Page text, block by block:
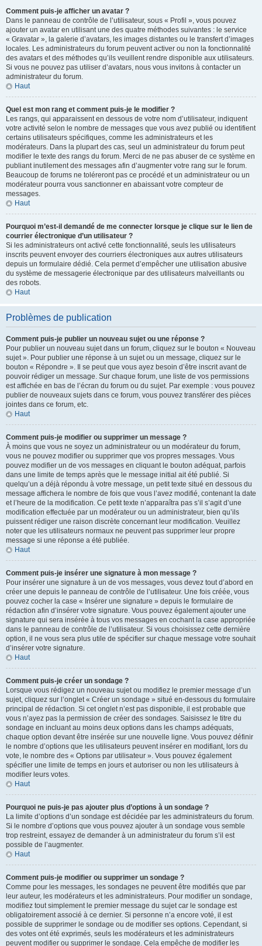
Comment puis-je afficher un avatar ?
Dans le panneau de contrôle de l’utilisateur, sous « Profil », vous pouvez
ajouter un avatar en utilisant une des quatre méthodes suivantes : le service
« Gravatar », la galerie d’avatars, les images distantes ou le transfert d’images
locales. Les administrateurs du forum peuvent activer ou non la fonctionnalité
des avatars et des méthodes qu’ils veuillent rendre disponible aux utilisateurs.
Si vous ne pouvez pas utiliser d’avatars, nous vous invitons à contacter un
administrateur du forum.
Haut
Quel est mon rang et comment puis-je le modifier ?
Les rangs, qui apparaissent en dessous de votre nom d’utilisateur, indiquent
votre activité selon le nombre de messages que vous avez publié ou identifient
certains utilisateurs spécifiques, comme les administrateurs et les
modérateurs. Dans la plupart des cas, seul un administrateur du forum peut
modifier le texte des rangs du forum. Merci de ne pas abuser de ce système en
publiant inutilement des messages afin d’augmenter votre rang sur le forum.
Beaucoup de forums ne toléreront pas ce procédé et un administrateur ou un
modérateur pourra vous sanctionner en abaissant votre compteur de
messages.
Haut
Pourquoi m’est-il demandé de me connecter lorsque je clique sur le lien de
courrier électronique d’un utilisateur ?
Si les administrateurs ont activé cette fonctionnalité, seuls les utilisateurs
inscrits peuvent envoyer des courriers électroniques aux autres utilisateurs
depuis un formulaire dédié. Cela permet d’empêcher une utilisation abusive
du système de messagerie électronique par des utilisateurs malveillants ou
des robots.
Haut
Problèmes de publication
Comment puis-je publier un nouveau sujet ou une réponse ?
Pour publier un nouveau sujet dans un forum, cliquez sur le bouton « Nouveau
sujet ». Pour publier une réponse à un sujet ou un message, cliquez sur le
bouton « Répondre ». Il se peut que vous ayez besoin d’être inscrit avant de
pouvoir rédiger un message. Sur chaque forum, une liste de vos permissions
est affichée en bas de l’écran du forum ou du sujet. Par exemple : vous pouvez
publier de nouveaux sujets dans ce forum, vous pouvez transférer des pièces
jointes dans ce forum, etc.
Haut
Comment puis-je modifier ou supprimer un message ?
À moins que vous ne soyez un administrateur ou un modérateur du forum,
vous ne pouvez modifier ou supprimer que vos propres messages. Vous
pouvez modifier un de vos messages en cliquant le bouton adéquat, parfois
dans une limite de temps après que le message initial ait été publié. Si
quelqu’un a déjà répondu à votre message, un petit texte situé en dessous du
message affichera le nombre de fois que vous l’avez modifié, contenant la date
et l’heure de la modification. Ce petit texte n’apparaîtra pas s’il s’agit d’une
modification effectuée par un modérateur ou un administrateur, bien qu’ils
puissent rédiger une raison discrète concernant leur modification. Veuillez
noter que les utilisateurs normaux ne peuvent pas supprimer leur propre
message si une réponse a été publiée.
Haut
Comment puis-je insérer une signature à mon message ?
Pour insérer une signature à un de vos messages, vous devez tout d’abord en
créer une depuis le panneau de contrôle de l’utilisateur. Une fois créée, vous
pouvez cocher la case « Insérer une signature » depuis le formulaire de
rédaction afin d’insérer votre signature. Vous pouvez également ajouter une
signature qui sera insérée à tous vos messages en cochant la case appropriée
dans le panneau de contrôle de l’utilisateur. Si vous choisissez cette dernière
option, il ne vous sera plus utile de spécifier sur chaque message votre souhait
d’insérer votre signature.
Haut
Comment puis-je créer un sondage ?
Lorsque vous rédigez un nouveau sujet ou modifiez le premier message d’un
sujet, cliquez sur l’onglet « Créer un sondage » situé en-dessous du formulaire
principal de rédaction. Si cet onglet n’est pas disponible, il est probable que
vous n’ayez pas la permission de créer des sondages. Saisissez le titre du
sondage en incluant au moins deux options dans les champs adéquats,
chaque option devant être insérée sur une nouvelle ligne. Vous pouvez définir
le nombre d’options que les utilisateurs peuvent insérer en modifiant, lors du
vote, le nombre des « Options par utilisateur ». Vous pouvez également
spécifier une limite de temps en jours et autoriser ou non les utilisateurs à
modifier leurs votes.
Haut
Pourquoi ne puis-je pas ajouter plus d’options à un sondage ?
La limite d’options d’un sondage est décidée par les administrateurs du forum.
Si le nombre d’options que vous pouvez ajouter à un sondage vous semble
trop restreint, essayez de demander à un administrateur du forum s’il est
possible de l’augmenter.
Haut
Comment puis-je modifier ou supprimer un sondage ?
Comme pour les messages, les sondages ne peuvent être modifiés que par
leur auteur, les modérateurs et les administrateurs. Pour modifier un sondage,
modifiez tout simplement le premier message du sujet car le sondage est
obligatoirement associé à ce dernier. Si personne n’a encore voté, il est
possible de supprimer le sondage ou de modifier ses options. Cependant, si
des votes ont été exprimés, seuls les modérateurs et les administrateurs
peuvent modifier ou supprimer le sondage. Cela empêche de modifier les